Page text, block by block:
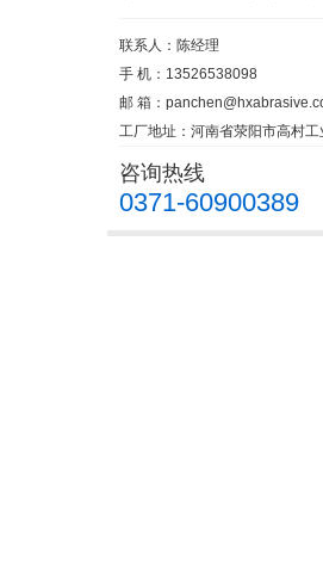
联系人：陈经理
手 机：13526538098
邮 箱：
工厂地址：河南省荥阳市高村工
咨询热线
0371-60900389